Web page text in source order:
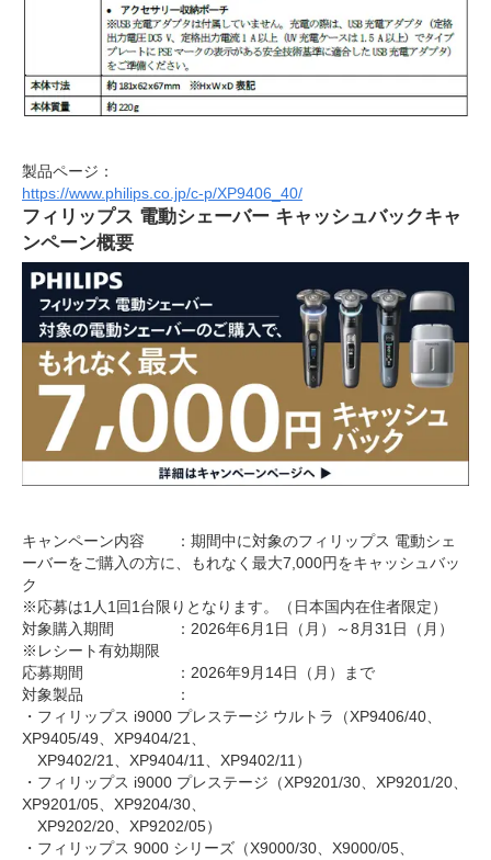
製品ページ：
https://www.philips.co.jp/c-p/XP9406_40/
フィリップス 電動シェーバー キャッシュバックキャ
ンペーン概要
キャンペーン内容 ：期間中に対象のフィリップス 電動シェ
ーバーをご購入の方に、もれなく最大7,000円をキャッシュバッ
ク
※応募は1人1回1台限りとなります。（日本国内在住者限定）
対象購入期間 ：2026年6月1日（月）～8月31日（月）
※レシート有効期限
応募期間 ：2026年9月14日（月）まで
対象製品 ：
・フィリップス i9000 プレステージ ウルトラ（XP9406/40、
XP9405/49、XP9404/21、
XP9402/21、XP9404/11、XP9402/11）
・フィリップス i9000 プレステージ（XP9201/30、XP9201/20、
XP9201/05、XP9204/30、
XP9202/20、XP9202/05）
・フィリップス 9000 シリーズ（X9000/30、X9000/05、